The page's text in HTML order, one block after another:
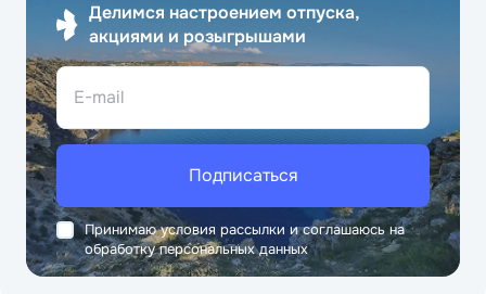
Делимся настроением отпуска,
акциями и розыгрышами
E-mail
Подписаться
Принимаю условия рассылки и соглашаюсь на
обработку персональных данных